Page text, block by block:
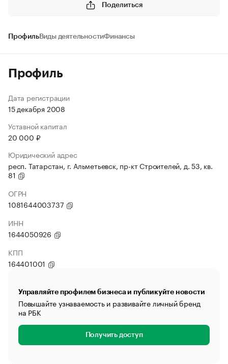
Поделиться
ПрофильВиды деятельностиФинансы
Профиль
Дата регистрации
15 декабря 2008
Уставной капитал
20 000 ₽
Юридический адрес
респ. Татарстан, г. Альметьевск, пр-кт Строителей, д. 53, кв.
81
ОГРН
1081644003737
ИНН
1644050926
КПП
164401001
Управляйте профилем бизнеса и публикуйте новости
Повышайте узнаваемость и развивайте личный бренд
на РБК
Получить доступ